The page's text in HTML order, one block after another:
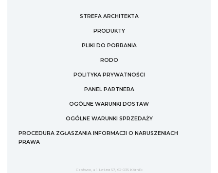
STREFA ARCHITEKTA
PRODUKTY
PLIKI DO POBRANIA
RODO
POLITYKA PRYWATNOŚCI
PANEL PARTNERA
OGÓLNE WARUNKI DOSTAW
OGÓLNE WARUNKI SPRZEDAŻY
PROCEDURA ZGŁASZANIA INFORMACJI O NARUSZENIACH
PRAWA
Czołowo, ul. Leśna 57, 62-035 Kórnik